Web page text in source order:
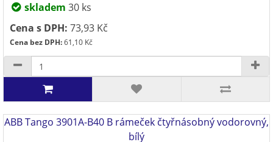
skladem 30 ks
Cena s DPH: 73,93 Kč
Cena bez DPH:61,10 Kč
ABB Tango 3901A-B40 B rámeček čtyřnásobný vodorovný,
bílý